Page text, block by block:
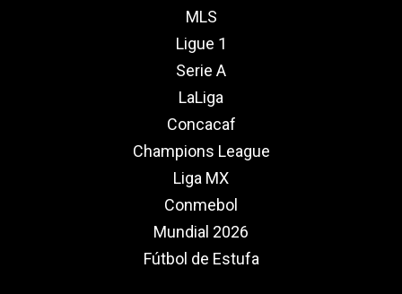
MLS
Ligue 1
Serie A
LaLiga
Concacaf
Champions League
Liga MX
Conmebol
Mundial 2026
Fútbol de Estufa